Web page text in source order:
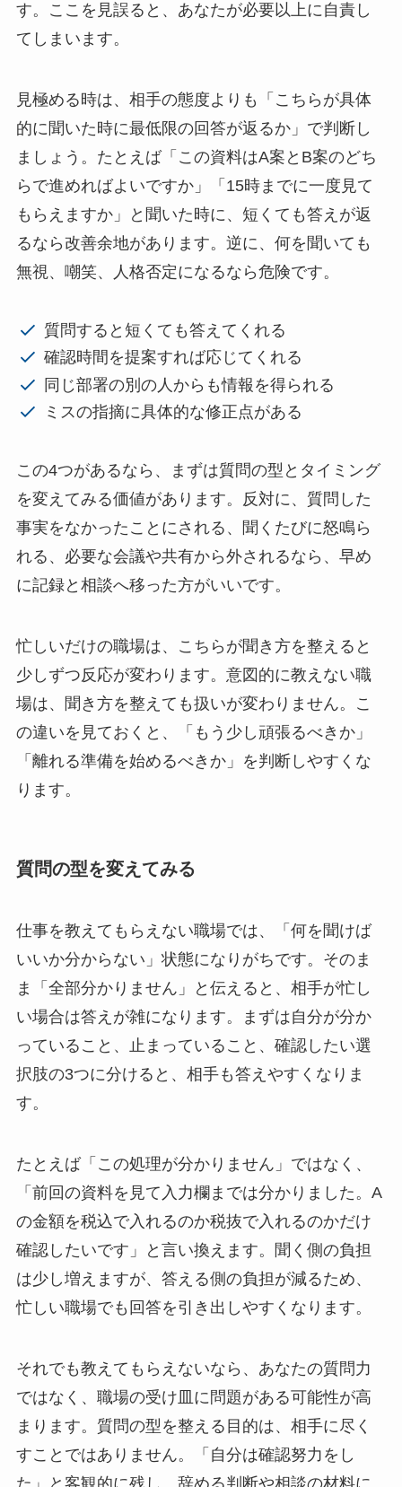
す。ここを見誤ると、あなたが必要以上に自責し
てしまいます。
見極める時は、相手の態度よりも「こちらが具体
的に聞いた時に最低限の回答が返るか」で判断し
ましょう。たとえば「この資料はA案とB案のどち
らで進めればよいですか」「15時までに一度見て
もらえますか」と聞いた時に、短くても答えが返
るなら改善余地があります。逆に、何を聞いても
無視、嘲笑、人格否定になるなら危険です。
質問すると短くても答えてくれる
確認時間を提案すれば応じてくれる
同じ部署の別の人からも情報を得られる
ミスの指摘に具体的な修正点がある
この4つがあるなら、まずは質問の型とタイミング
を変えてみる価値があります。反対に、質問した
事実をなかったことにされる、聞くたびに怒鳴ら
れる、必要な会議や共有から外されるなら、早め
に記録と相談へ移った方がいいです。
忙しいだけの職場は、こちらが聞き方を整えると
少しずつ反応が変わります。意図的に教えない職
場は、聞き方を整えても扱いが変わりません。こ
の違いを見ておくと、「もう少し頑張るべきか」
「離れる準備を始めるべきか」を判断しやすくな
ります。
質問の型を変えてみる
仕事を教えてもらえない職場では、「何を聞けば
いいか分からない」状態になりがちです。そのま
ま「全部分かりません」と伝えると、相手が忙し
い場合は答えが雑になります。まずは自分が分か
っていること、止まっていること、確認したい選
択肢の3つに分けると、相手も答えやすくなりま
す。
たとえば「この処理が分かりません」ではなく、
「前回の資料を見て入力欄までは分かりました。A
の金額を税込で入れるのか税抜で入れるのかだけ
確認したいです」と言い換えます。聞く側の負担
は少し増えますが、答える側の負担が減るため、
忙しい職場でも回答を引き出しやすくなります。
それでも教えてもらえないなら、あなたの質問力
ではなく、職場の受け皿に問題がある可能性が高
まります。質問の型を整える目的は、相手に尽く
すことではありません。「自分は確認努力をし
た」と客観的に残し、辞める判断や相談の材料に